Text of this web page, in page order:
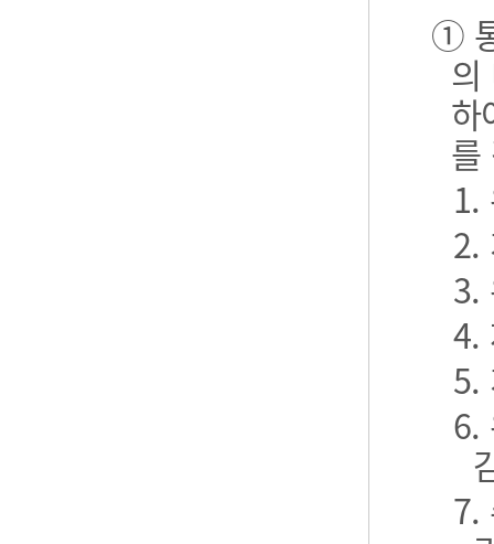
①
의
하
를
1.
2.
3.
4.
5.
6.
7.